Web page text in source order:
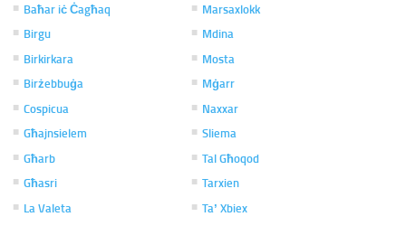
Baħar iċ Ċagħaq
Birgu
Birkirkara
Birżebbuġa
Cospicua
Għajnsielem
Għarb
Għasri
La Valeta
Marsaxlokk
Mdina
Mosta
Mġarr
Naxxar
Sliema
Tal Għoqod
Tarxien
Taʼ Xbiex